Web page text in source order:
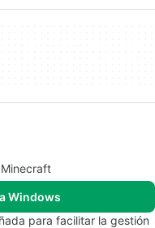
Windows
para facilitar la gestión